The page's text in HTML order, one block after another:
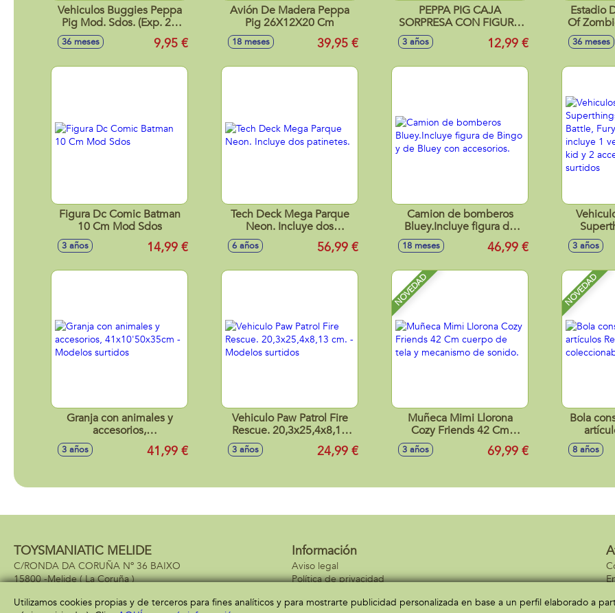
Vehiculos Buggies Peppa
Pig Mod. Sdos. (Exp. 24
Piezas)
36 meses 9,95 €
Avión De Madera Peppa
Pig 26X12X20 Cm
18 meses 39,95 €
PEPPA PIG CAJA
SORPRESA CON FIGURA
Y ACCESORIOS EXP.12
3 años 12,99 €
Estadio
Of
36 meses
Figura Dc Comic Batman
10 Cm Mod Sdos
3 años 14,99 €
Tech Deck Mega Parque
Neon. Incluye dos
6 años 56,99 €
Camion de bomberos
Bluey.Incluye figura de
Bingo y de Bluey con
accesorios.
18 meses 46,99 €
Kazoom
3 años
Granja con animales y
accesorios,
41x10'50x35cm - Modelos
3 años 41,99 €
Vehiculo Paw Patrol Fire
Rescue. 20,3x25,4x8,13
cm. - Modelos surtidos
3 años 24,99 €
NOVEDAD
Muñeca Mimi Llorona
Cozy Friends 42 Cm
cuerpo de tela y
mecanismo de sonido.
3 años 69,99 €
NOVEDAD
Bola
8 años
TOYSMANIATIC MELIDE
C/RONDA DA CORUÑA Nº 36 BAIXO
15800 -Melide( La Coruña )
Información
Aviso legal
Política de privacidad
Utilizamos cookies propias y de terceros para fines analíticos y para mostrarte publicidad personalizada en base a un perfil elaborado a